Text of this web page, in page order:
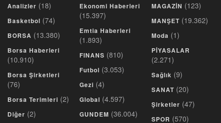
Analizler (18)
Basketbol (74)
BORSA (13.380)
Borsa Haberleri
(10.910)
Borsa Şirketleri
(76)
Borsa Terimleri (2)
Diğer (2)
Ekonomi Haberleri
(15.397)
Emtia Haberleri
(1.893)
FINANS (810)
Futbol (3.053)
Gezi (4)
Global (4.597)
GUNDEM (36.004)
MAGAZİN (123)
MANŞET (19.362)
Moda (1)
PİYASALAR
(2.271)
Sağlık (9)
SANAT (20)
Şirketler (47)
SPOR (570)